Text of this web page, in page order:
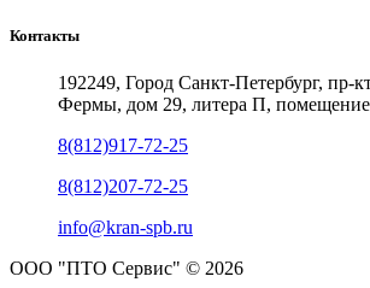
Контакты
192249, Город Санкт-Петербург, пр-
Фермы, дом 29, литера П,
8(812)917-72-25
8(812)207-72-25
info@kran-spb.ru
ООО "ПТО Сервис" © 2026